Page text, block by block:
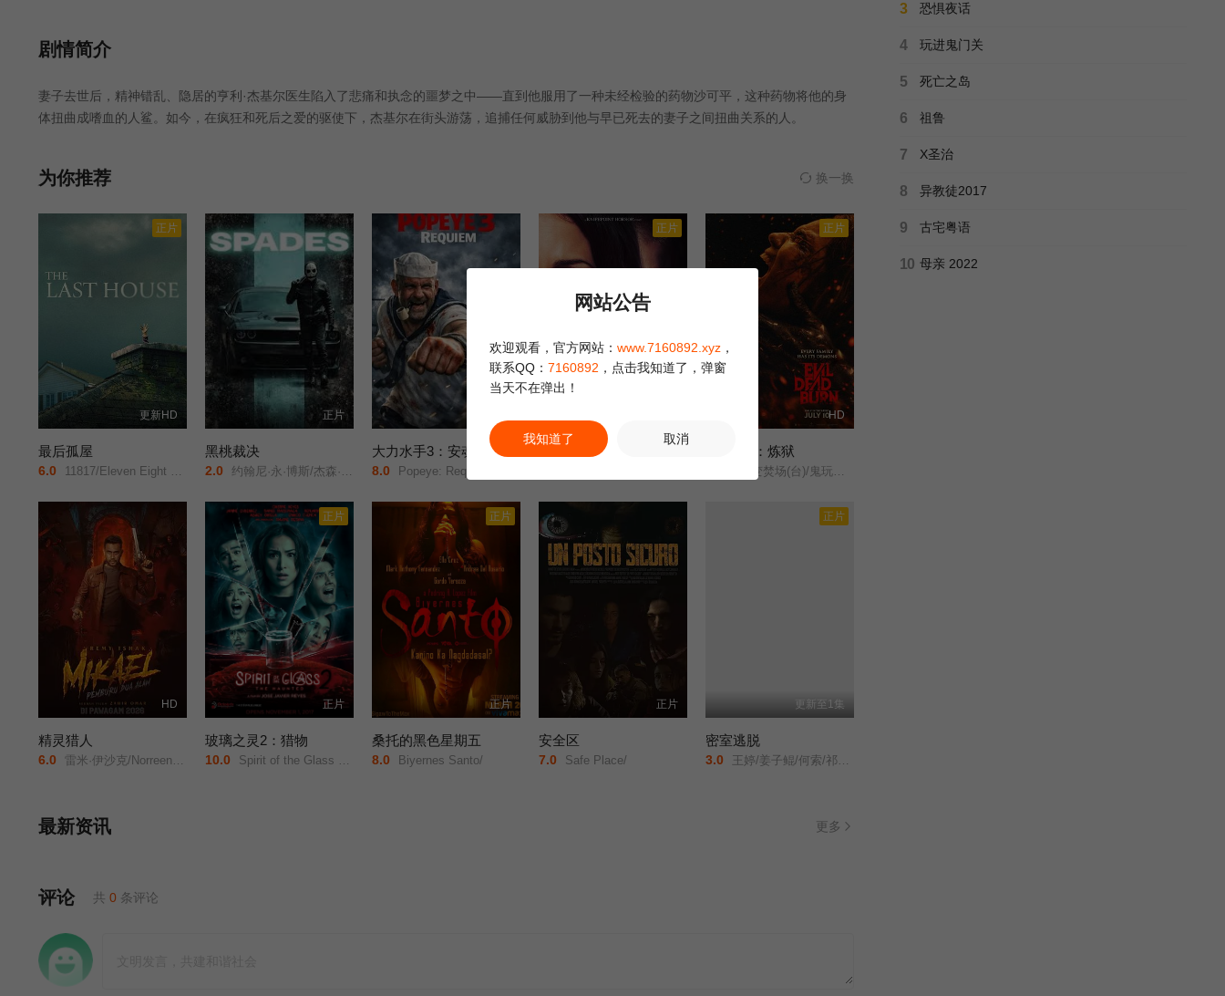
剧情简介
妻子去世后，精神错乱、隐居的亨利·杰基尔医生陷入了悲痛和执念的噩梦之中——直到他服用了一种未经检验的药物沙可平，这种药物将他的身
体扭曲成嗜血的人鲨。如今，在疯狂和死后之爱的驱使下，杰基尔在街头游荡，追捕任何威胁到他与早已死去的妻子之间扭曲关系的人。
为你推荐 换一换
正片
更新HD
最后孤屋
6.0 11817/Eleven Eight One Seven/
正片
黑桃裁决
2.0 约翰尼·永·博斯/杰森·纳维/岛本信明/
大力水手3：安魂曲
8.0 Popeye: Requiem/
正片
猛尸一家亲
正片
HD
鬼玩人6：炼狱
尸变焚场(台)/鬼玩人6：燃烧/鬼玩人崛起衍生电影/
HD
精灵猎人
6.0 雷米·伊沙克/Norreen/Iman/
正片
正片
玻璃之灵2：猎物
10.0 Spirit of the Glass 2: The Hunted/
正片
正片
桑托的黑色星期五
8.0 Biyernes Santo/
正片
安全区
7.0 Safe Place/
正片
更新至1集
密室逃脱
3.0 王婷/姜子鲲/何索/祁圣翰/张珊珊/
最新资讯 更多
评论 共 0 条评论
3 恐惧夜话
4 玩进鬼门关
5 死亡之岛
6 祖鲁
7 X圣治
8 异教徒2017
9 古宅粤语
10 母亲 2022
网站公告
欢迎观看，官方网站： www.7160892.xyz ，
联系QQ： 7160892 ，点击我知道了，弹窗
当天不在弹出！
我知道了 取消